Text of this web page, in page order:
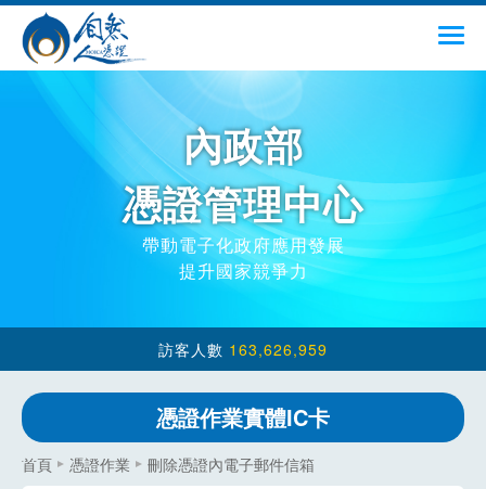
跳到主要內容
menu
163,626,959
內政部
憑證管理中心
帶動電子化政府應用發展
提升國家競爭力
憑證作業實體IC卡
:::
首頁 憑證作業 刪除憑證內電子郵件信箱